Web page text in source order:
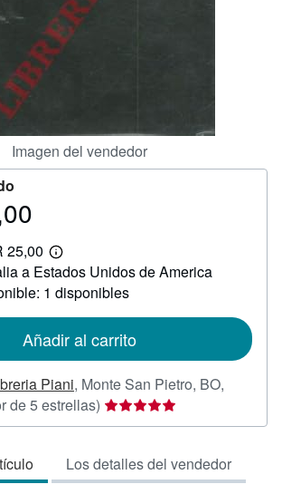
CERRAR
Imagen del vendedor
25,00
Más
información
sobre
las
envío
a Estados Unidos de America
1 disponibles
Añadir al carrito
Piani, Monte San Pietro, BO,
de 5 estrellas) Calificación
del
5
de
Los detalles del vendedor